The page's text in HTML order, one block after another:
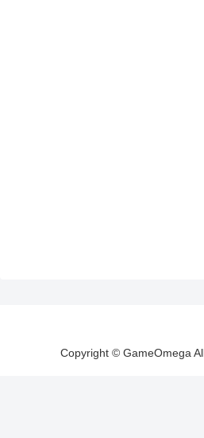
Copyright © GameOmega